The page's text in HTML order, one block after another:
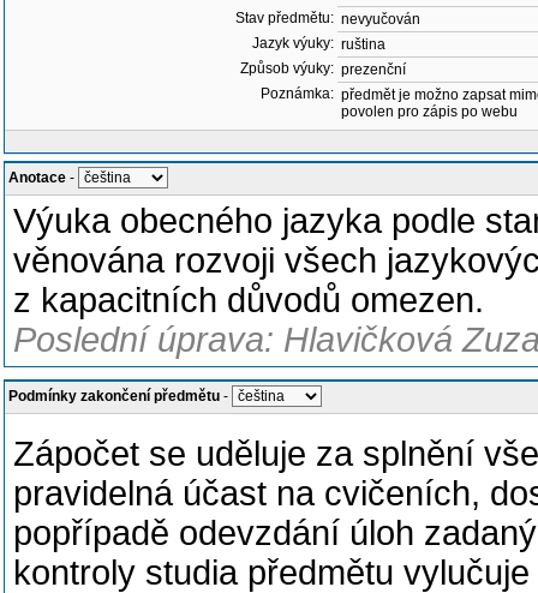
Stav předmětu: nevyučován
Jazyk výuky: ruština
Způsob výuky: prezenční
Poznámka: předmět je možno zapsat
povolen pro zápis po webu
Anotace -
Výuka obecného jazyka podle
věnována rozvoji všech
z kapacitních důvodů omezen.
Poslední úprava: Hlavičková
Podmínky zakončení předmětu -
Zápočet se uděluje za splnění
pravidelná účast na cvičeních,
popřípadě odevzdání úloh
kontroly studia předmětu